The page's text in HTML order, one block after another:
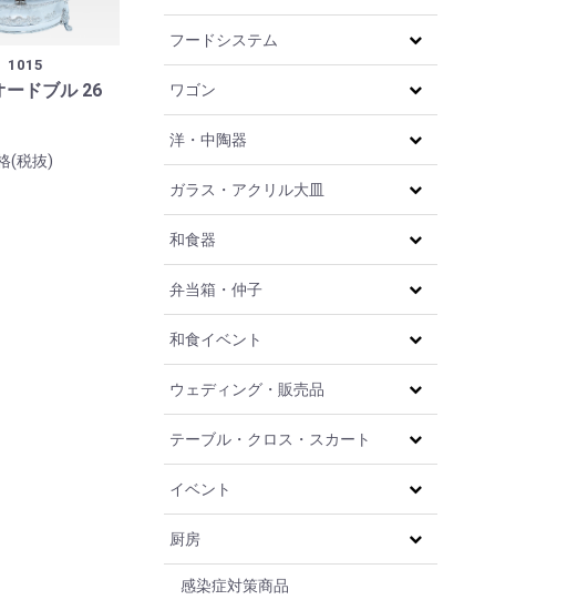
1015
ードブル 26
(税抜)
フードシステム
ワゴン
洋・中陶器
ガラス・アクリル大皿
和食器
弁当箱・仲子
和食イベント
ウェディング・販売品
テーブル・クロス・スカート
イベント
厨房
感染症対策商品